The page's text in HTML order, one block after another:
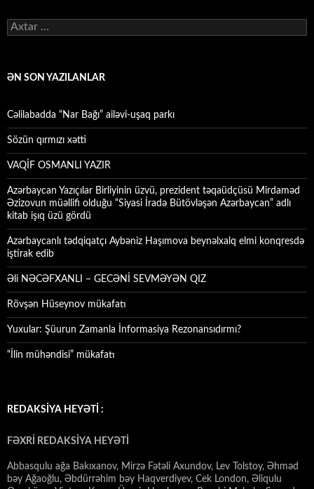
Axtarış:
ƏN SON YAZILANLAR
Cəlilabadda “Nar Bağı” ailəvi-uşaq parkı
Sözün qırmızı xətti
VAQİF OSMANLI YAZIR
Azərbaycan Yazıçılar Birliyinin üzvü, prezident təqaüdçüsü Mirdaməd
Əzizovun müəllifi olduğu “Siyasi İradə Bütövləşən Azərbaycan” adlı
kitab işıq üzü gördü
Azərbaycanlı tədqiqatçı Aybəniz Haşımova beynəlxalq elmi konqresdə
iştirak edib
Əli NƏCƏFXANLI – GECƏNİ SEVMƏYƏN QIZ
Rövşən Hüseynov mükafatı
Yuxular: Şüurun Zamanla İnformasiya Rezonansıdırmı?
“İlin mühəndisi” mükafatı
REDAKSİYA HEYƏTİ :
FƏXRİ REDAKSİYA HEYƏTİ
Abbasqulu ağa Bakıxanov, Mirzə Fətəli Axundov, Lev Tolstoy, Əhməd
bəy Ağaoğlu, Əbdürrəhim bəy Haqverdiyev, Cek London, Əliqulu